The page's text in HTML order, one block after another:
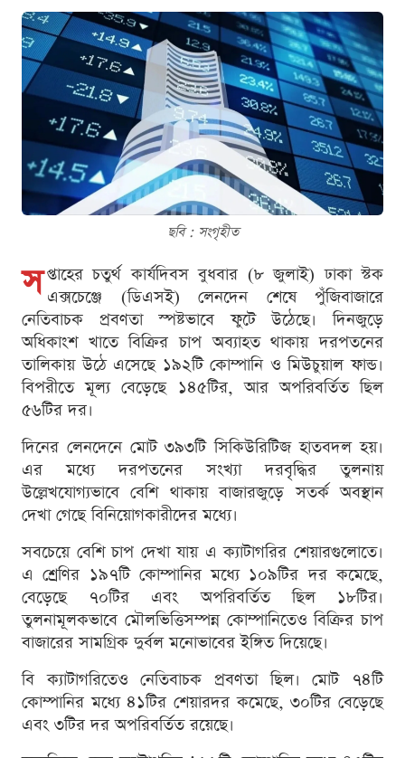
ছবি : সংগৃহীত
স প্তাহের চতুর্থ কার্যদিবস বুধবার (৮ জুলাই) ঢাকা স্টক
এক্সচেঞ্জে (ডিএসই) লেনদেন শেষে পুঁজিবাজারে
নেতিবাচক প্রবণতা স্পষ্টভাবে ফুটে উঠেছে। দিনজুড়ে
অধিকাংশ খাতে বিক্রির চাপ অব্যাহত থাকায় দরপতনের
তালিকায় উঠে এসেছে ১৯২টি কোম্পানি ও মিউচুয়াল ফান্ড।
বিপরীতে মূল্য বেড়েছে ১৪৫টির, আর অপরিবর্তিত ছিল
৫৬টির দর।
দিনের লেনদেনে মোট ৩৯৩টি সিকিউরিটিজ হাতবদল হয়।
এর মধ্যে দরপতনের সংখ্যা দরবৃদ্ধির তুলনায়
উল্লেখযোগ্যভাবে বেশি থাকায় বাজারজুড়ে সতর্ক অবস্থান
দেখা গেছে বিনিয়োগকারীদের মধ্যে।
সবচেয়ে বেশি চাপ দেখা যায় এ ক্যাটাগরির শেয়ারগুলোতে।
এ শ্রেণির ১৯৭টি কোম্পানির মধ্যে ১০৯টির দর কমেছে,
বেড়েছে ৭০টির এবং অপরিবর্তিত ছিল ১৮টির।
তুলনামূলকভাবে মৌলভিত্তিসম্পন্ন কোম্পানিতেও বিক্রির চাপ
বাজারের সামগ্রিক দুর্বল মনোভাবের ইঙ্গিত দিয়েছে।
বি ক্যাটাগরিতেও নেতিবাচক প্রবণতা ছিল। মোট ৭৪টি
কোম্পানির মধ্যে ৪১টির শেয়ারদর কমেছে, ৩০টির বেড়েছে
এবং ৩টির দর অপরিবর্তিত রয়েছে।